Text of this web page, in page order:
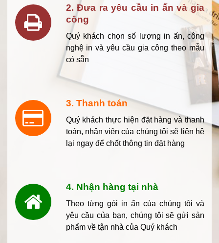
2. Đưa ra yêu cầu in ấn và gia
công
Quý khách chọn số lượng in ấn, công
nghệ in và yêu cầu gia công theo mẫu
có sẵn
3. Thanh toán
Quý khách thực hiện đặt hàng và thanh
toán, nhân viên của chúng tôi sẽ liên hệ
lại ngay để chốt thông tin đặt hàng
4. Nhận hàng tại nhà
Theo từng gói in ấn của chúng tôi và
yêu cầu của bạn, chúng tôi sẽ gửi sản
phẩm về tận nhà của Quý khách